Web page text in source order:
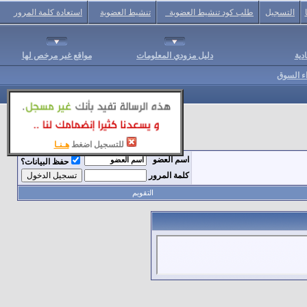
للتسجيل اضغط هـنـا
التسجيل طلب كود تنشيط العضوية تنشيط العضوية استعادة كلمة المرور
دليل مزودي المعلومات مواقع غير مرخص لها
السوق
اسم العضو
حفظ البيانات؟
كلمة المرور
التقويم